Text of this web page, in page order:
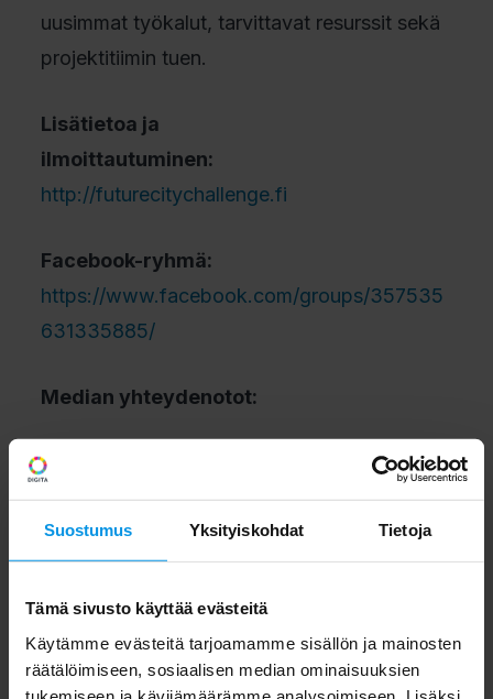
Suostumus Yksityiskohdat Tietoja
Tämä sivusto käyttää evästeitä
Käytämme evästeitä tarjoamamme sisällön ja mainosten
räätälöimiseen, sosiaalisen median ominaisuuksien
uusimmat työkalut, tarvittavat resurssit sekä
projektitiimin tuen.
Lisätietoa ja
ilmoittautuminen:
http://futurecitychallenge.fi
Facebook-ryhmä:
https://www.facebook.com/groups/357535
631335885/
Median yhteydenotot:
IBM Suomi, Kim Johnsson, liiketoiminnan
kehityspäällikkö kumppanit, +358 50 554
1647
Digita Oy, Ari Kuukka, johtaja, IoT-palvelut,
+358 40 149 7942